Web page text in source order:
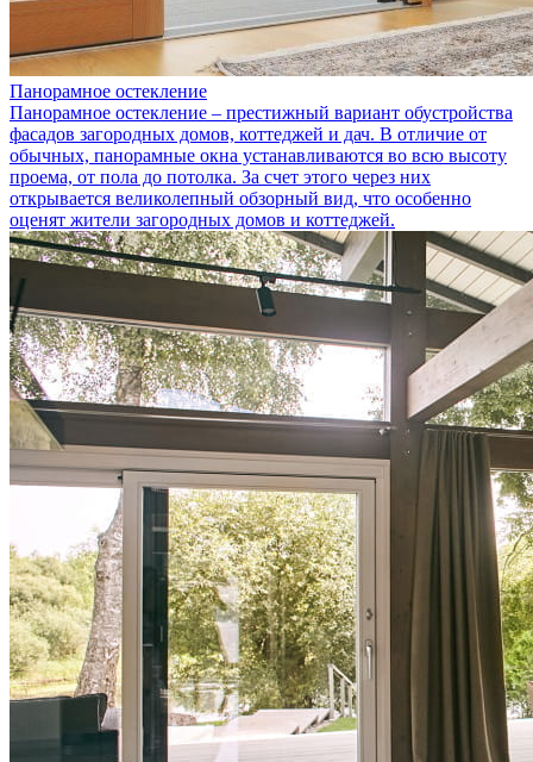
Панорамное остекление
Панорамное остекление – престижный вариант обустройства
фасадов загородных домов, коттеджей и дач. В отличие от
обычных, панорамные окна устанавливаются во всю высоту
проема, от пола до потолка. За счет этого через них
открывается великолепный обзорный вид, что особенно
оценят жители загородных домов и коттеджей.